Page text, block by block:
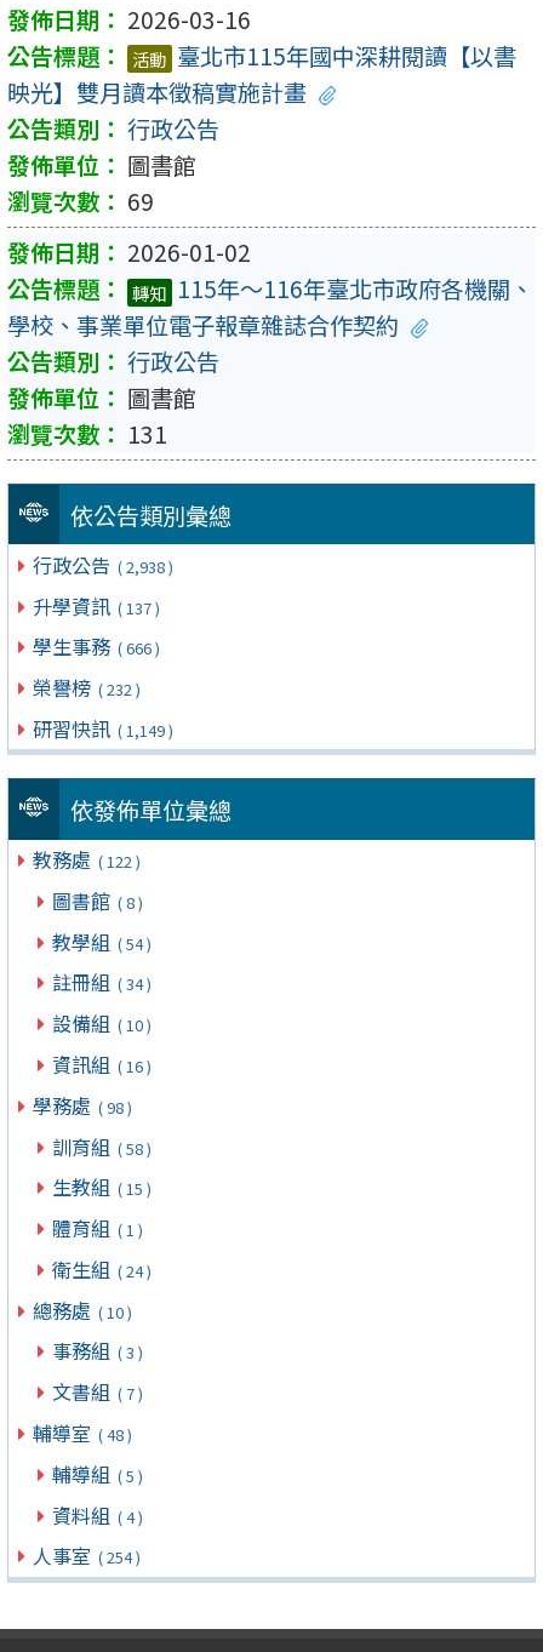
依公告類別彙總
行政公告 ( 2,938 )
升學資訊 ( 137 )
學生事務 ( 666 )
榮譽榜 ( 232 )
研習快訊 ( 1,149 )
依發佈單位彙總
教務處 ( 122 )
圖書館 ( 8 )
教學組 ( 54 )
註冊組 ( 34 )
設備組 ( 10 )
資訊組 ( 16 )
學務處 ( 98 )
訓育組 ( 58 )
生教組 ( 15 )
體育組 ( 1 )
衛生組 ( 24 )
總務處 ( 10 )
事務組 ( 3 )
文書組 ( 7 )
輔導室 ( 48 )
輔導組 ( 5 )
資料組 ( 4 )
人事室 ( 254 )
2026-03-16
活動 臺北市115年國中深耕閱讀【以書
映光】雙月讀本徵稿實施計畫
行政公告
圖書館
69
2026-01-02
轉知 115年～116年臺北市政府各機關、
學校、事業單位電子報章雜誌合作契約
行政公告
圖書館
131